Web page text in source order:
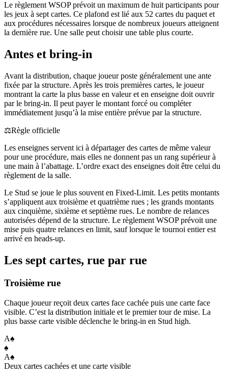
Le règlement WSOP prévoit un maximum de huit participants pour
les jeux à sept cartes. Ce plafond est lié aux 52 cartes du paquet et
aux procédures nécessaires lorsque de nombreux joueurs atteignent
la dernière rue. Une salle peut choisir une table plus courte.
Antes et bring-in
Avant la distribution, chaque joueur poste généralement une ante
fixée par la structure. Après les trois premières cartes, le joueur
montrant la carte la plus basse en valeur et en enseigne doit ouvrir
par le bring-in. Il peut payer le montant forcé ou compléter
immédiatement jusqu’à la mise entière prévue par la structure.
⚖️Règle officielle
Les enseignes servent ici à départager des cartes de même valeur
pour une procédure, mais elles ne donnent pas un rang supérieur à
une main à l’abattage. L’ordre exact des enseignes doit être celui du
règlement de la salle.
Le Stud se joue le plus souvent en Fixed-Limit. Les petits montants
s’appliquent aux troisième et quatrième rues ; les grands montants
aux cinquième, sixième et septième rues. Le nombre de relances
autorisées dépend de la structure. Le règlement WSOP prévoit une
mise puis quatre relances en limit, sauf lorsque le tournoi entier est
arrivé en heads-up.
Les sept cartes, rue par rue
Troisième rue
Chaque joueur reçoit deux cartes face cachée puis une carte face
visible. C’est la distribution initiale et le premier tour de mise. La
plus basse carte visible déclenche le bring-in en Stud high.
A♠
♠
A♠
Deux cartes cachées et une carte visible